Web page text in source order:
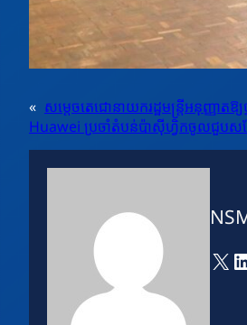
« សម្តេចតេជោនាយករដ្ឋមន្ត្រីអនុញ្ញាតឱ្
Huawei ប្រចាំតំបន់ប៉ាស៊ីហ្វិកចូលជួបសម្
X LinkedIn